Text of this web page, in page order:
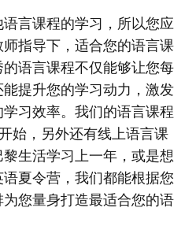
言课程的学习，所以您应
指导下，适合您的语言课
语言课程不仅能够让您每
提升您的学习动力，激发
习效率。我们的语言课程
始，另外还有线上语言课
生活学习上一年，或是想
夏令营，我们都能根据您
您量身打造最适合您的语